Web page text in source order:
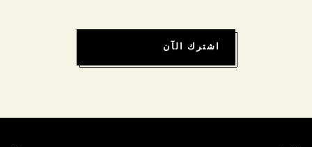
اشترك الآن